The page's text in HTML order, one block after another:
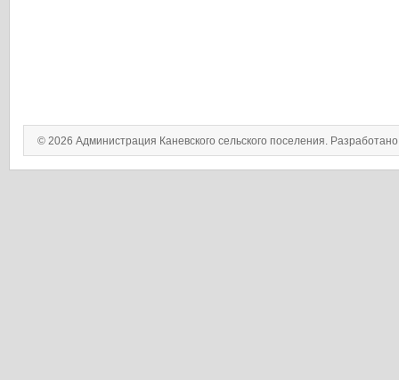
© 2026 Администрация Каневского сельского поселения.